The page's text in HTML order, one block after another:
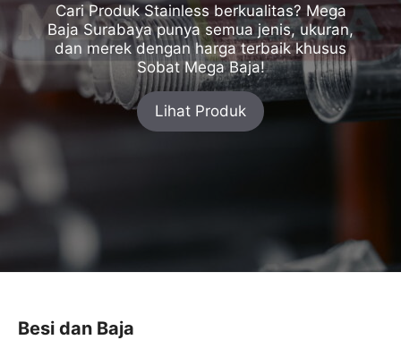
Cari Produk Stainless berkualitas? Mega
Baja Surabaya punya semua jenis, ukuran,
dan merek dengan harga terbaik khusus
Sobat Mega Baja!
Lihat Produk
Besi dan Baja